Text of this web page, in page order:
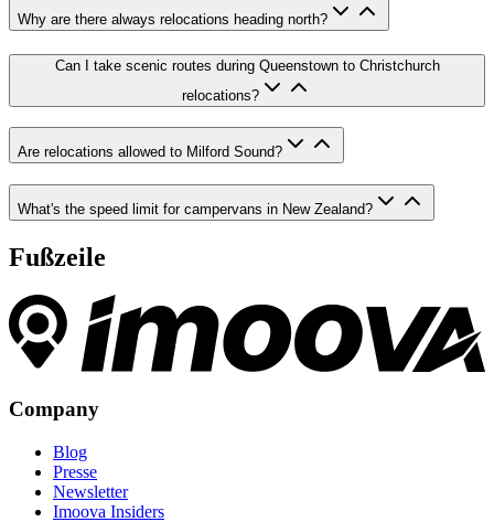
Why are there always relocations heading north?
Can I take scenic routes during Queenstown to Christchurch
relocations?
Are relocations allowed to Milford Sound?
What's the speed limit for campervans in New Zealand?
Fußzeile
Company
Blog
Presse
Newsletter
Imoova Insiders